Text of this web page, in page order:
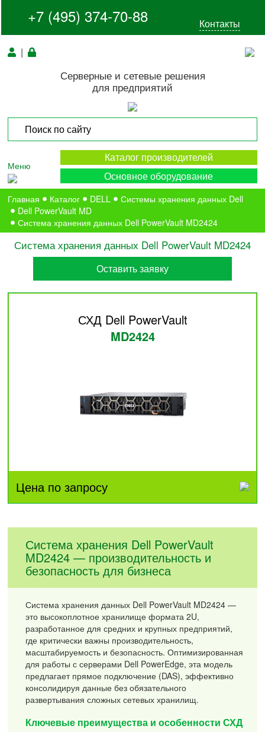
+7 (495) 374-70-88 Контакты
|
Серверные и сетевые решения
для предприятий
Меню
Каталог производителей
Основное оборудование
Главная Каталог DELL
Системы хранения данных Dell
Dell PowerVault MD
Система хранения данных Dell PowerVault MD2424
Система хранения данных Dell PowerVault MD2424
Оставить заявку
СХД Dell PowerVault
MD2424
Цена по запросу
Система хранения Dell PowerVault
MD2424 — производительность и
безопасность для бизнеса
Система хранения данных Dell PowerVault MD2424 —
это высокоплотное хранилище формата 2U,
разработанное для средних и крупных предприятий,
где критически важны производительность,
масштабируемость и безопасность. Оптимизированная
для работы с серверами Dell PowerEdge, эта модель
предлагает прямое подключение (DAS), эффективно
консолидируя данные без обязательного
развертывания сложных сетевых хранилищ.
Ключевые преимущества и особенности СХД